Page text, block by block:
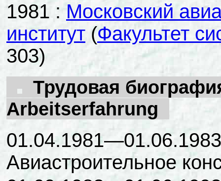
1981 : Московский
институт (Факультет
303)
Трудовая
Arbeitserfahrung
Авиастроительное